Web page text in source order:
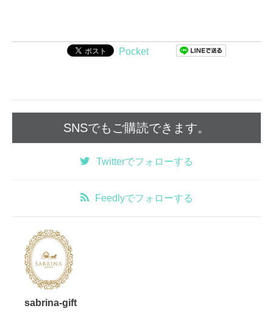
Pocket
SNSでもご購読できます。
Twitterでフォローする
Feedlyでフォローする
sabrina-gift